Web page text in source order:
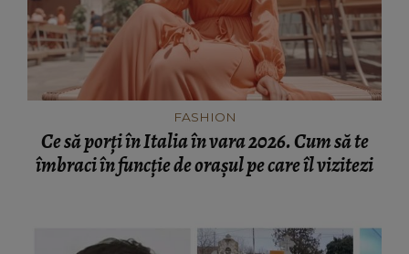
FASHION
Ce să porți în Italia în vara 2026. Cum să te
îmbraci în funcție de orașul pe care îl vizitezi